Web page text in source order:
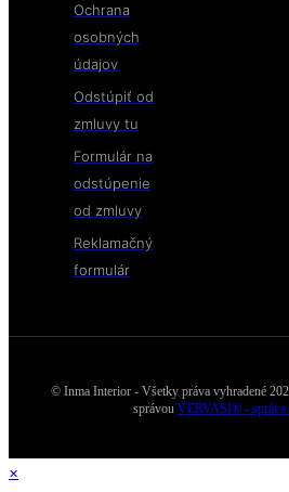
Ochrana
osobných
údajov
Odstúpiť od
zmluvy tu
Formulár na
odstúpenie
od zmluvy
Reklamačný
formulár
© Inma Interior - Všetky práva vyhradené
správou VERVASI® - správa
×